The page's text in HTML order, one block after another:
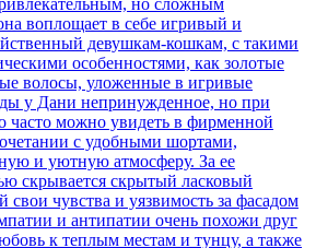
но сложным
воплощает в себе игривый и
девушкам-кошкам, с такими
особенностями, как золотые
волосы, уложенные в игривые
у Дани непринужденное, но при
часто можно увидеть в фирменной
с удобными шортами,
и уютную атмосферу. За ее
скрывается скрытый ласковый
чувства и уязвимость за фасадом
и антипатии очень похожи друг
к теплым местам и тунцу, а также